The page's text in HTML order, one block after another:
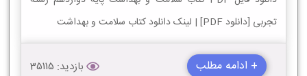
تجربی [دانلود PDF] | لینک دانلود کتاب سلامت و بهداشت
+ ادامه مطلب بازدید: 35115